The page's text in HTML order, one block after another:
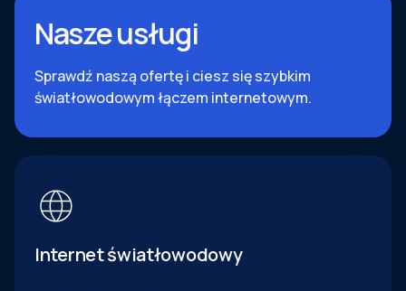
Nasze usługi
Sprawdź naszą ofertę i ciesz się szybkim
światłowodowym łączem internetowym.
Internet światłowodowy